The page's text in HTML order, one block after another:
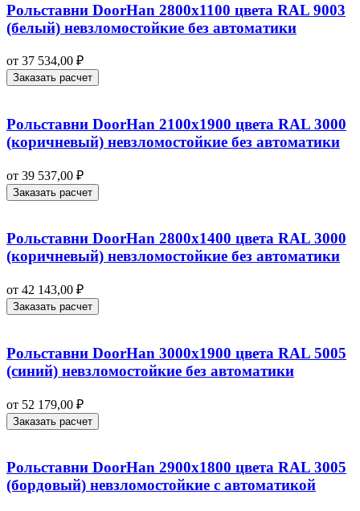
Рольставни DoorHan 2800х1100 цвета RAL 9003
(белый) невзломостойкие без автоматики
от 37 534,00 ₽
Заказать расчет
Рольставни DoorHan 2100х1900 цвета RAL 3000
(коричневый) невзломостойкие без автоматики
от 39 537,00 ₽
Заказать расчет
Рольставни DoorHan 2800х1400 цвета RAL 3000
(коричневый) невзломостойкие без автоматики
от 42 143,00 ₽
Заказать расчет
Рольставни DoorHan 3000х1900 цвета RAL 5005
(синий) невзломостойкие без автоматики
от 52 179,00 ₽
Заказать расчет
Рольставни DoorHan 2900х1800 цвета RAL 3005
(бордовый) невзломостойкие с автоматикой